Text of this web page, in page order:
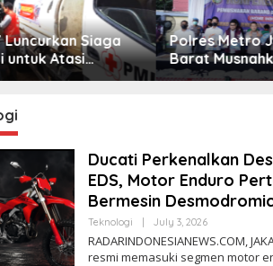
Luncurkan Siaga
untuk Atasi
Kekeringan
Polres Metro
Barat
Bahan Baku
Ducati Perkenalkan
EDS, Motor Enduro
Bermesin Desmodromic
Teknologi July 3, 2026B
Y
A
D
RADARINDONESIANEWS.COM,
resmi memasuki segmen motor